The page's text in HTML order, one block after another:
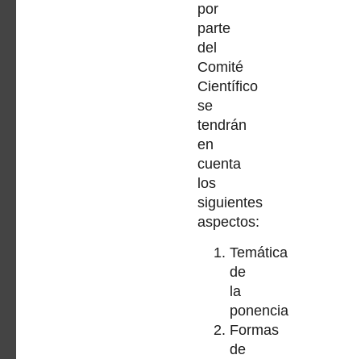
por
parte
del
Comité
Científico
se
tendrán
en
cuenta
los
siguientes
aspectos:
Temática
de
la
ponencia
Formas
de